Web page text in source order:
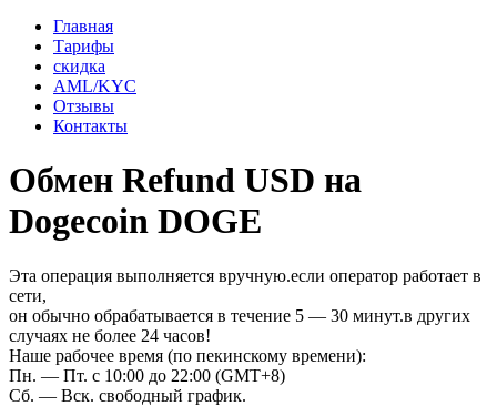
Главная
Тарифы
скидка
AML/KYC
Отзывы
Контакты
Обмен Refund USD на
Dogecoin DOGE
Эта операция выполняется вручную.если оператор работает в
сети,
он обычно обрабатывается в течение 5 — 30 минут.в других
случаях не более 24 часов!
Наше рабочее время (по пекинскому времени):
Пн. — Пт. с 10:00 до 22:00 (GMT+8)
Сб. — Вск. свободный график.